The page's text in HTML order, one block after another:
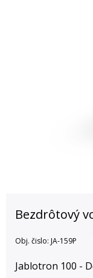
Bezdrôtový
Obj. čislo: JA-159P
Jablotron 100 -